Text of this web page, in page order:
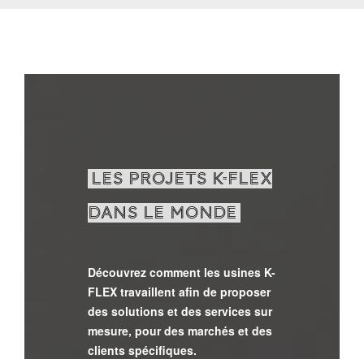
LES PROJETS K-FLEX
DANS LE MONDE
Découvrez comment les usines K-
FLEX travaillent afin de proposer
des solutions et des services sur
mesure, pour des marchés et des
clients spécifiques.